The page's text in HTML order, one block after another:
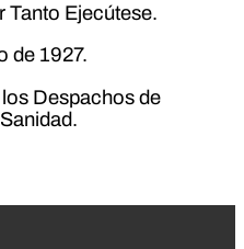
Tanto Ejecútese.
de 1927.
Despachos de